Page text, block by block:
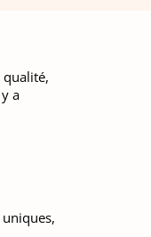
qualité,
a